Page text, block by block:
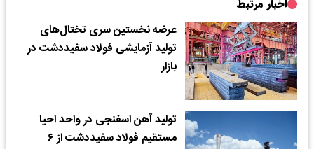
اخبار مرتبط
عرضه نخستین سری تختال‌های
تولید آزمایشی فولاد سفیددشت در
بازار
تولید آهن اسفنجی در واحد احیا
مستقیم فولاد سفیددشت از ۶